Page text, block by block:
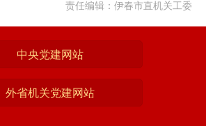
责任编辑：伊春市直机关工委
中央党建网站
外省机关党建网站